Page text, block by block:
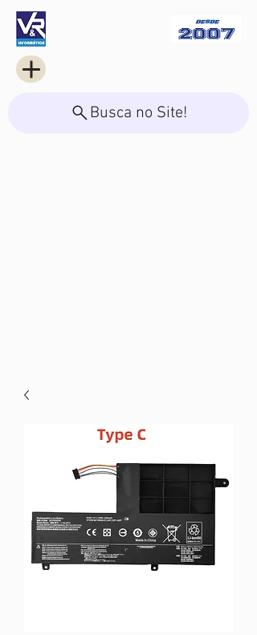
Busca no Site!